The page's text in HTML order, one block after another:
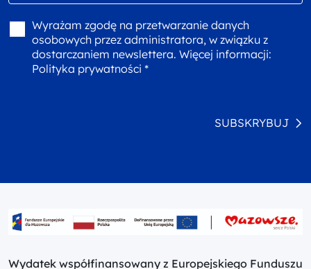
Wyrażam zgodę na przetwarzanie danych
osobowych przez administratora, w związku z
dostarczaniem newslettera. Więcej informacji:
Polityka prywatności *
SUBSKRYBUJ
Wydatek współfinansowany z Europejskiego Funduszu